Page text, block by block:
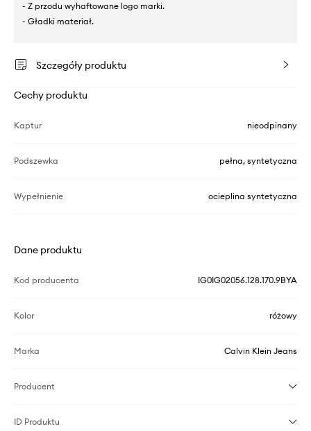
- Z przodu wyhaftowane logo marki.
- Gładki materiał.
Szczegóły produktu
Cechy produktu
Kaptur nieodpinany
Podszewka pełna, syntetyczna
Wypełnienie ocieplina syntetyczna
Dane produktu
Kod producenta IG0IG02056.128.170.9BYA
Kolor różowy
Marka Calvin Klein Jeans
Producent
ID Produktu